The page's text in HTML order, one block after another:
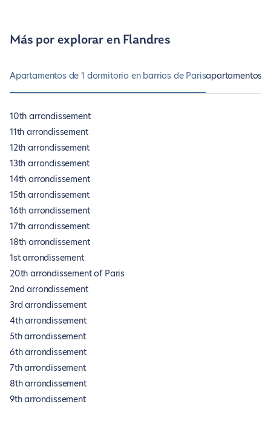
Más por explorar en Flandres
Apartamentos de 1 dormitorio en barrios de Parisapartamentos
10th arrondissement
11th arrondissement
12th arrondissement
13th arrondissement
14th arrondissement
15th arrondissement
16th arrondissement
17th arrondissement
18th arrondissement
1st arrondissement
20th arrondissement of Paris
2nd arrondissement
3rd arrondissement
4th arrondissement
5th arrondissement
6th arrondissement
7th arrondissement
8th arrondissement
9th arrondissement